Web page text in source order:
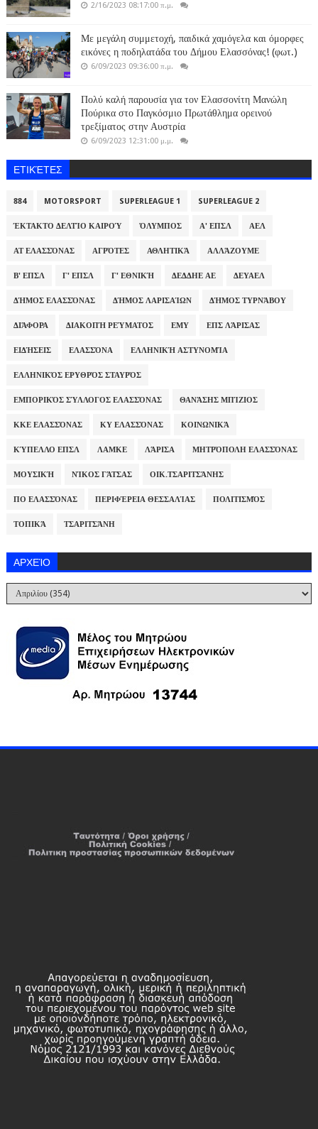
2/16/2023 08:17:00 π.μ.
Με μεγάλη συμμετοχή, παιδικά χαμόγελα και όμορφες
εικόνες η ποδηλατάδα του Δήμου Ελασσόνας! (φωτ.)
6/09/2023 09:36:00 π.μ.
Πολύ καλή παρουσία για τον Ελασσονίτη Μανώλη
Πούρικα στο Παγκόσμιο Πρωτάθλημα ορεινού
τρεξίματος στην Αυστρία
6/09/2023 12:31:00 μ.μ.
ΕΤΙΚΈΤΕΣ
884 MOTORSPORT SUPERLEAGUE 1 SUPERLEAGUE 2
ΈΚΤΑΚΤΟ ΔΕΛΤΊΟ ΚΑΙΡΟΎ ΌΛΥΜΠΟΣ Α' ΕΠΣΛ ΑΕΛ
ΑΤ ΕΛΑΣΣΌΝΑΣ ΑΓΡΌΤΕΣ ΑΘΛΗΤΙΚΆ ΑΛΛΆΖΟΥΜΕ
Β' ΕΠΣΛ Γ' ΕΠΣΛ Γ' ΕΘΝΙΚΉ ΔΕΔΔΗΕ ΑΕ ΔΕΥΑΕΛ
ΔΉΜΟΣ ΕΛΑΣΣΌΝΑΣ ΔΉΜΟΣ ΛΑΡΙΣΑΊΩΝ ΔΉΜΟΣ ΤΥΡΝΆΒΟΥ
ΔΙΆΦΟΡΑ ΔΙΑΚΟΠΉ ΡΕΎΜΑΤΟΣ ΕΜΥ ΕΠΣ ΛΆΡΙΣΑΣ
ΕΙΔΉΣΕΙΣ ΕΛΑΣΣΌΝΑ ΕΛΛΗΝΙΚΉ ΑΣΤΥΝΟΜΊΑ
ΕΛΛΗΝΙΚΌΣ ΕΡΥΘΡΌΣ ΣΤΑΥΡΌΣ
ΕΜΠΟΡΙΚΌΣ ΣΎΛΛΟΓΟΣ ΕΛΑΣΣΌΝΑΣ ΘΑΝΆΣΗΣ ΜΠΊΖΙΟΣ
ΚΚΕ ΕΛΑΣΣΌΝΑΣ ΚΥ ΕΛΑΣΣΌΝΑΣ ΚΟΙΝΩΝΙΚΆ
ΚΎΠΕΛΛΟ ΕΠΣΛ ΛΑΜΚΕ ΛΆΡΙΣΑ ΜΗΤΡΌΠΟΛΗ ΕΛΑΣΣΌΝΑΣ
ΜΟΥΣΙΚΉ ΝΊΚΟΣ ΓΆΤΣΑΣ ΟΙΚ.ΤΣΑΡΙΤΣΆΝΗΣ
ΠΟ ΕΛΑΣΣΌΝΑΣ ΠΕΡΙΦΈΡΕΙΑ ΘΕΣΣΑΛΊΑΣ ΠΟΛΙΤΙΣΜΌΣ
ΤΟΠΙΚΆ ΤΣΑΡΙΤΣΆΝΗ
ΑΡΧΕΊΟ